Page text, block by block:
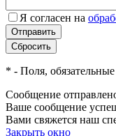
Я согласен на
* - Поля,
Сообщение
Ваше сообщение
Вами свяжется наш
Закрыть окно